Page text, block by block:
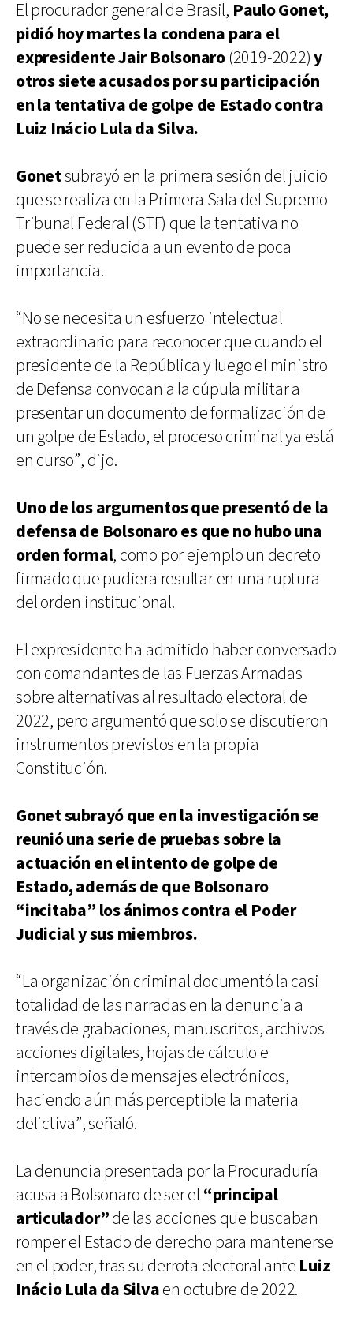
El procurador general de Brasil, Paulo Gonet,
pidió hoy martes la condena para el
expresidente Jair Bolsonaro (2019-2022)y
otros siete acusados ​​por su participación
en la tentativa de golpe de Estado contra
Luiz Inácio Lula da Silva.
Gonetsubrayó en la primera sesión del juicio
que se realiza en la Primera Sala del Supremo
Tribunal Federal (STF) que la tentativa no
puede ser reducida a un evento de poca
importancia.
“No se necesita un esfuerzo intelectual
extraordinario para reconocer que cuando el
presidente de la República y luego el ministro
de Defensa convocan a la cúpula militar a
presentar un documento de formalización de
un golpe de Estado, el proceso criminal ya está
en curso”, dijo.
Uno de los argumentos que presentó de la
defensa de Bolsonaro es que no hubo una
orden formal, como por ejemplo un decreto
firmado que pudiera resultar en una ruptura
del orden institucional.
El expresidente ha admitido haber conversado
con comandantes de las Fuerzas Armadas
sobre alternativas al resultado electoral de
2022, pero argumentó que solo se discutieron
instrumentos previstos en la propia
Constitución.
Gonet subrayó que en la investigación se
reunió una serie de pruebas sobre la
actuación en el intento de golpe de
Estado, además de que Bolsonaro
“incitaba” los ánimos contra el Poder
Judicial y sus miembros.
“La organización criminal documentó la casi
totalidad de las narradas en la denuncia a
través de grabaciones, manuscritos, archivos
acciones digitales, hojas de cálculo e
intercambios de mensajes electrónicos,
haciendo aún más perceptible la materia
delictiva”, señaló.
La denuncia presentada por la Procuraduría
acusa a Bolsonaro de ser el “principal
articulador”de las acciones que buscaban
romper el Estado de derecho para mantenerse
en el poder, tras su derrota electoral ante Luiz
Inácio Lula da Silvaen octubre de 2022.